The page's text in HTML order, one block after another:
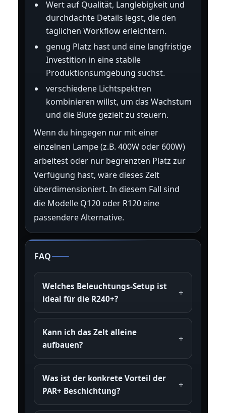
Wert auf Qualität, Langlebigkeit und
durchdachte Details legst, die den
täglichen Workflow erleichtern.
genug Platz hast und eine langfristige
Investition in eine stabile
Produktionsumgebung suchst.
verschiedene Lichtspektren
kombinieren willst, um das Wachstum
und die Blüte gezielt zu steuern.
Wenn du hingegen nur mit einer
einzelnen Lampe (z.B. 400W oder 600W)
arbeitest oder nur begrenzten Platz zur
Verfügung hast, wäre dieses Zelt
überdimensioniert. In diesem Fall sind
die Modelle Q120 oder R120 eine
passendere Alternative.
FAQ
Welches Beleuchtungs-Setup ist
ideal für die R240+?
Kann ich das Zelt alleine
aufbauen?
Was ist der konkrete Vorteil der
PAR+ Beschichtung?